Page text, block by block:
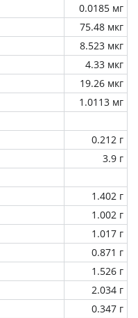
0.0185 мг
75.48 мкг
8.523 мкг
4.33 мкг
19.26 мкг
1.0113 мг
0.212 г
3.9 г
1.402 г
1.002 г
1.017 г
0.871 г
1.526 г
2.034 г
0.347 г